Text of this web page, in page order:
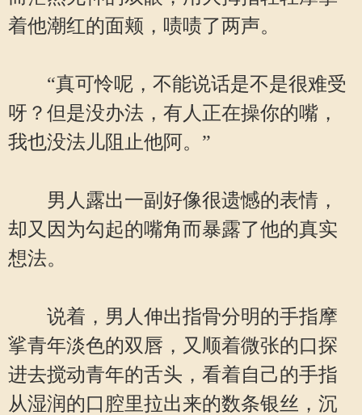
着他潮红的面颊，啧啧了两声。
“真可怜呢，不能说话是不是很难受
呀？但是没办法，有人正在操你的嘴，
我也没法儿阻止他阿。”
男人露出一副好像很遗憾的表情，
却又因为勾起的嘴角而暴露了他的真实
想法。
说着，男人伸出指骨分明的手指摩
挲青年淡色的双唇，又顺着微张的口探
进去搅动青年的舌头，看着自己的手指
从湿润的口腔里拉出来的数条银丝，沉